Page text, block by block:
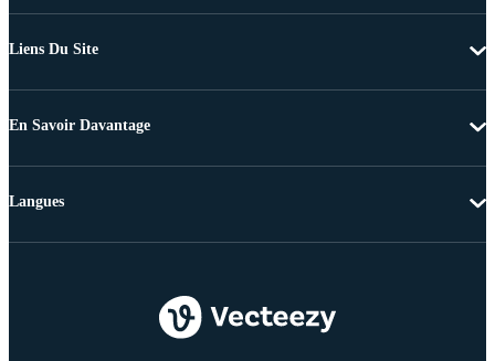
Liens Du Site
En Savoir Davantage
Langues